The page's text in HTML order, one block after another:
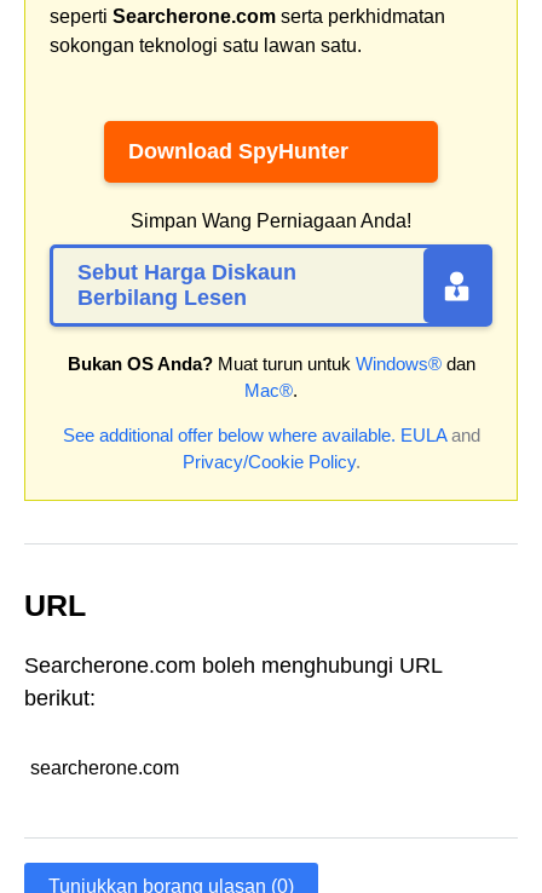
seperti Searcherone.com serta perkhidmatan
sokongan teknologi satu lawan satu.
Download SpyHunter
Simpan Wang Perniagaan Anda!
Sebut Harga Diskaun
Berbilang Lesen
Bukan OS Anda?Muat turun untuk Windows®dan
Mac®.
See additional offer below where available. EULAand
Privacy/Cookie Policy.
URL
Searcherone.com boleh menghubungi URL
berikut:
searcherone.com
Tunjukkan borang ulasan (0)